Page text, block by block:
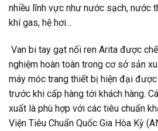
nhiều lĩnh vực như nước sạch, nước
khí gas, hệ hơi…
Van bi tay gạt nối ren Arita được
nghiệm hoàn toàn trong cơ sở sản
máy móc trang thiết bị hiện đại
trước khi cấp hàng tới khách hàng.
xuất là phù hợp với các tiêu chuẩn
Viện Tiêu Chuẩn Quốc Gia Hòa Kỳ